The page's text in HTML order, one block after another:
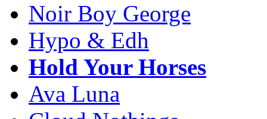
Noir Boy George
Hypo & Edh
Hold Your Horses
Ava Luna